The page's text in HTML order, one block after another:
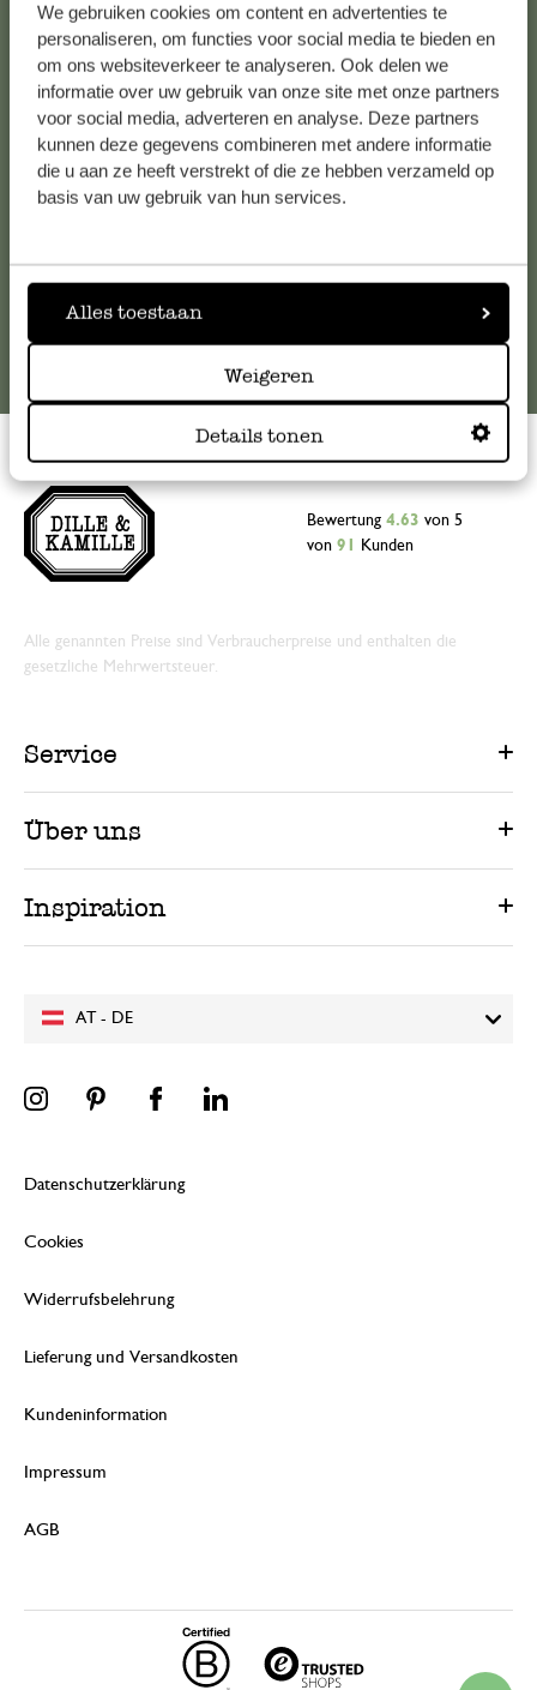
We gebruiken cookies om content en advertenties te
personaliseren, om functies voor social media te bieden en
om ons websiteverkeer te analyseren. Ook delen we
informatie over uw gebruik van onze site met onze partners
voor social media, adverteren en analyse. Deze partners
kunnen deze gegevens combineren met andere informatie
die u aan ze heeft verstrekt of die ze hebben verzameld op
basis van uw gebruik van hun services.
Alles toestaan
Weigeren
Details tonen
Kundenservice/Hilfe
Falls Sie Fragen haben oder Tipps und Hilfe brauchen, wenden
Sie sich bitte an unseren Kundenservice. Oder lesen Sie hier
die Antworten aufhäufig gestellte Fragen.
Online-Kundenservice
AT - DE
Bewertung 4.63 von 5
von 91 Kunden
Alle genannten Preise sind Verbraucherpreise und enthalten die
gesetzliche Mehrwertsteuer.
Service
Über uns
Inspiration
Datenschutzerklärung
Cookies
Widerrufsbelehrung
Lieferung und Versandkosten
Kundeninformation
Impressum
AGB